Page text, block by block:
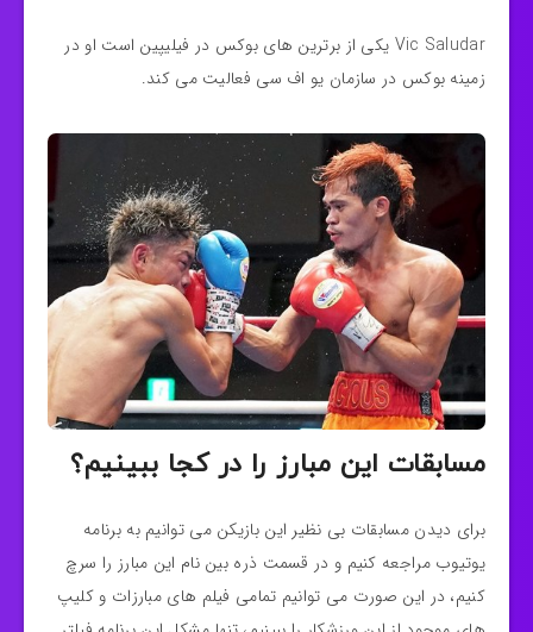
Vic Saludar یکی از برترین های بوکس در فیلیپین است او در
زمینه بوکس در سازمان یو اف سی فعالیت می کند.
مسابقات این مبارز را در کجا ببینیم؟
برای دیدن مسابقات بی نظیر این بازیکن می توانیم به برنامه
یوتیوب مراجعه کنیم و در قسمت ذره بین نام این مبارز را سرچ
کنیم، در این صورت می توانیم تمامی فیلم های مبارزات و کلیپ